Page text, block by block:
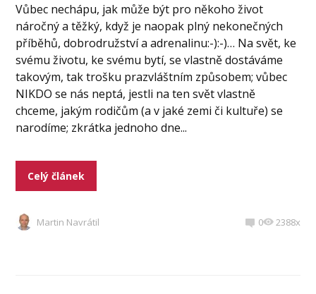
Vůbec nechápu, jak může být pro někoho život
náročný a těžký, když je naopak plný nekonečných
příběhů, dobrodružství a adrenalinu:-):-)… Na svět, ke
svému životu, ke svému bytí, se vlastně dostáváme
takovým, tak trošku prazvláštním způsobem; vůbec
NIKDO se nás neptá, jestli na ten svět vlastně
chceme, jakým rodičům (a v jaké zemi či kultuře) se
narodíme; zkrátka jednoho dne...
Celý článek
Martin Navrátil 0 2388x